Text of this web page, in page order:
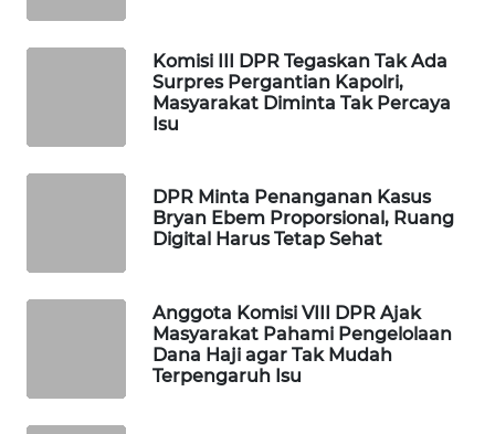
Komisi III DPR Tegaskan Tak Ada
Surpres Pergantian Kapolri,
Masyarakat Diminta Tak Percaya
Isu
DPR Minta Penanganan Kasus
Bryan Ebem Proporsional, Ruang
Digital Harus Tetap Sehat
Anggota Komisi VIII DPR Ajak
Masyarakat Pahami Pengelolaan
Dana Haji agar Tak Mudah
Terpengaruh Isu
PERSONA
WAHANA
DESA